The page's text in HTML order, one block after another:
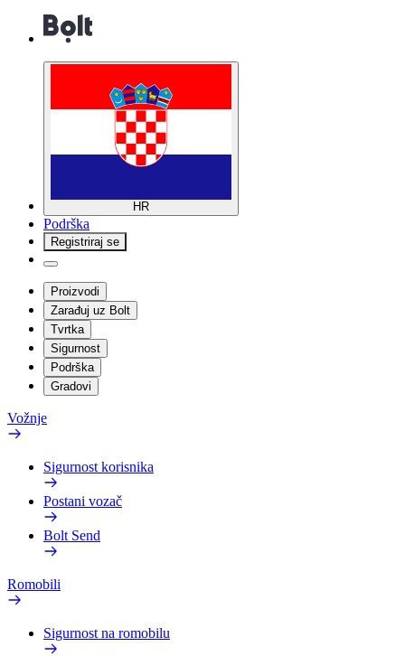
HR
Podrška
Registriraj se
Proizvodi
Zarađuj uz Bolt
Tvrtka
Sigurnost
Podrška
Gradovi
Vožnje
Sigurnost korisnika
Postani vozač
Bolt Send
Romobili
Sigurnost na romobilu